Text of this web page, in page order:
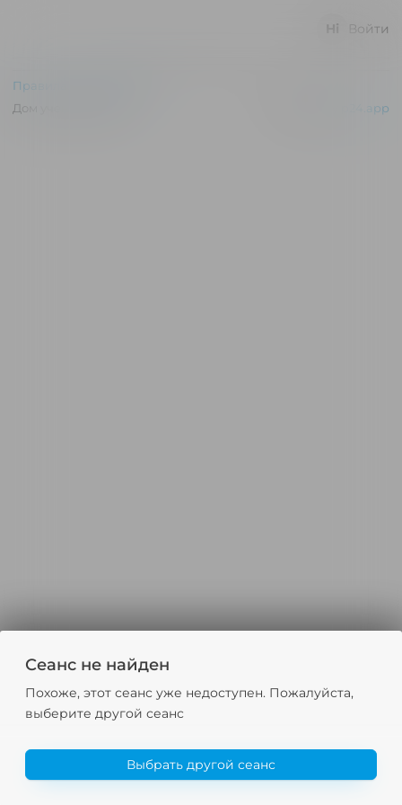
Войти
Правила и соглашения
Дом ученых © 2026
p24.app
Сеанс не найден
Похоже, этот сеанс уже недоступен. Пожалуйста,
выберите другой сеанс
Выбрать другой сеанс